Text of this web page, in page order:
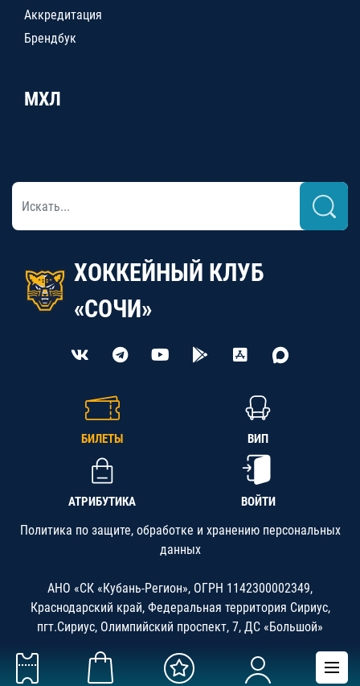
Аккредитация
Брендбук
МХЛ
ХОККЕЙНЫЙ КЛУБ
«СОЧИ»
БИЛЕТЫ ВИП
АТРИБУТИКА ВОЙТИ
Политика по защите, обработке и хранению персональных
данных
АНО «СК «Кубань-Регион», ОГРН 1142300002349,
Краснодарский край, Федеральная территория Сириус,
пгт.Сириус, Олимпийский проспект, 7, ДС «Большой»